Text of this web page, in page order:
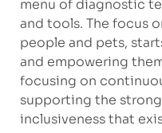
menu of diagnostic
and tools. The focus
people and pets,
and empowering
focusing on
supporting the
inclusiveness that